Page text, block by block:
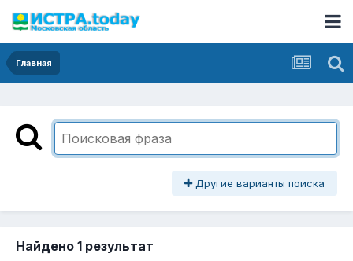
Главная
Другие варианты поиска
Найдено 1 результат